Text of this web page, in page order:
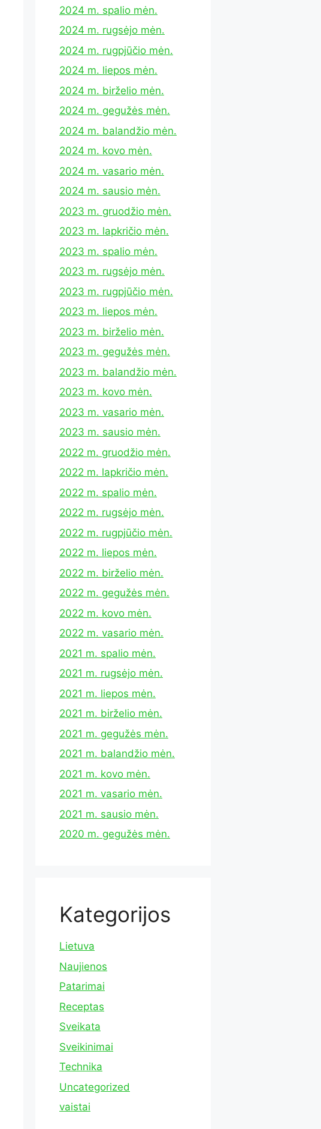
2024 m. spalio mėn.
2024 m. rugsėjo mėn.
2024 m. rugpjūčio mėn.
2024 m. liepos mėn.
2024 m. birželio mėn.
2024 m. gegužės mėn.
2024 m. balandžio mėn.
2024 m. kovo mėn.
2024 m. vasario mėn.
2024 m. sausio mėn.
2023 m. gruodžio mėn.
2023 m. lapkričio mėn.
2023 m. spalio mėn.
2023 m. rugsėjo mėn.
2023 m. rugpjūčio mėn.
2023 m. liepos mėn.
2023 m. birželio mėn.
2023 m. gegužės mėn.
2023 m. balandžio mėn.
2023 m. kovo mėn.
2023 m. vasario mėn.
2023 m. sausio mėn.
2022 m. gruodžio mėn.
2022 m. lapkričio mėn.
2022 m. spalio mėn.
2022 m. rugsėjo mėn.
2022 m. rugpjūčio mėn.
2022 m. liepos mėn.
2022 m. birželio mėn.
2022 m. gegužės mėn.
2022 m. kovo mėn.
2022 m. vasario mėn.
2021 m. spalio mėn.
2021 m. rugsėjo mėn.
2021 m. liepos mėn.
2021 m. birželio mėn.
2021 m. gegužės mėn.
2021 m. balandžio mėn.
2021 m. kovo mėn.
2021 m. vasario mėn.
2021 m. sausio mėn.
2020 m. gegužės mėn.
Kategorijos
Lietuva
Naujienos
Patarimai
Receptas
Sveikata
Sveikinimai
Technika
Uncategorized
vaistai